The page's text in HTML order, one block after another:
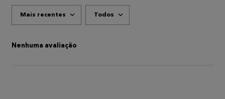
Mais recentes Todos
Nenhuma avaliação